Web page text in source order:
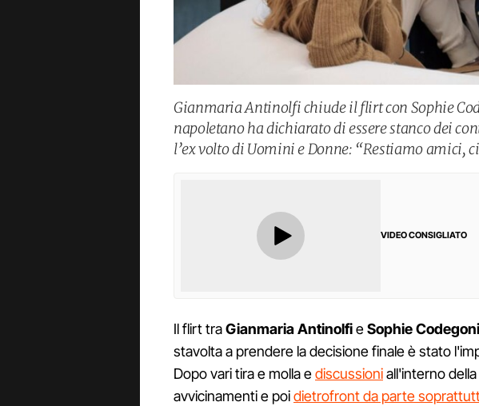
Gianmaria Antinolfi chiude il flirt con Sophie
napoletano ha dichiarato di essere stanco dei
l’ex volto di Uomini e Donne: “Restiamo amici,
VIDEO CONSIGLIATO
Il flirt traGianmaria AntinolfieSophie Codegoni
stavolta a prendere la decisione finale è stato
Dopo vari tira e molla ediscussioniall'interno
avvicinamenti e poidietrofront da parte